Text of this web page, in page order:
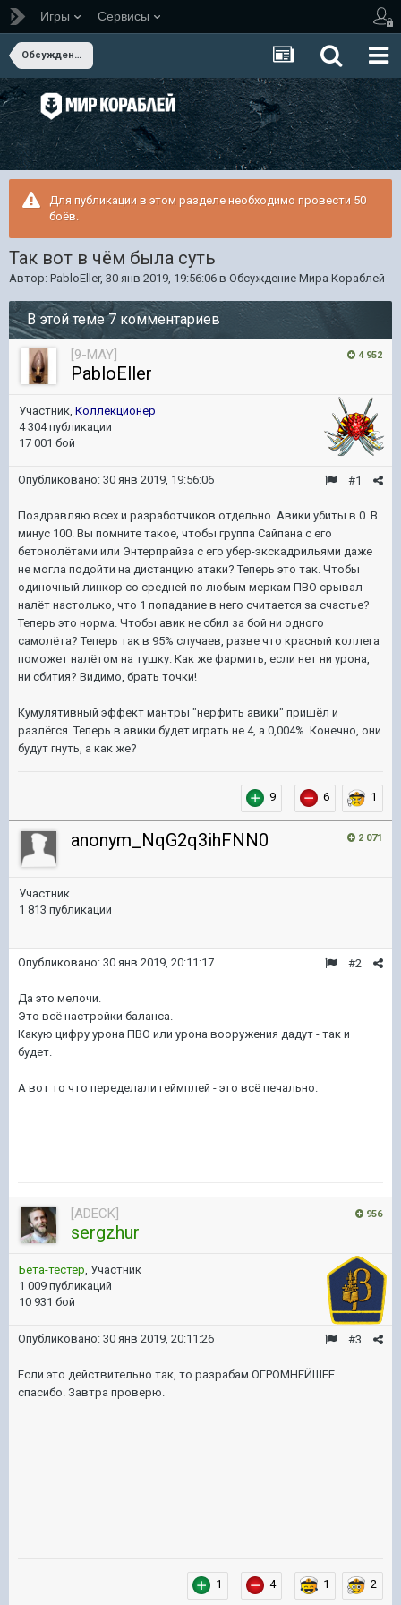
Игры Сервисы
Обсуждение Мира Кораблей
Для публикации в этом разделе необходимо провести 50
боёв.
Так вот в чём была суть
Автор: PabloEller, 30 янв 2019, 19:56:06 в Обсуждение Мира Кораблей
В этой теме 7 комментариев
4 952
[9-MAY]
PabloEller
Участник, Коллекционер
4 304 публикации
17 001 бой
#1
Опубликовано: 30 янв 2019, 19:56:06
Поздравляю всех и разработчиков отдельно. Авики убиты в 0. В
минус 100. Вы помните такое, чтобы группа Сайпана с его
бетонолётами или Энтерпрайза с его убер-экскадрильями даже
не могла подойти на дистанцию атаки? Теперь это так. Чтобы
одиночный линкор со средней по любым меркам ПВО срывал
налёт настолько, что 1 попадание в него считается за счастье?
Теперь это норма. Чтобы авик не сбил за бой ни одного
самолёта? Теперь так в 95% случаев, разве что красный коллега
поможет налётом на тушку. Как же фармить, если нет ни урона,
ни сбития? Видимо, брать точки!
Кумулятивный эффект мантры "нерфить авики" пришёл и
разлёгся. Теперь в авики будет играть не 4, а 0,004%. Конечно, они
будут гнуть, а как же?
9 6 1
2 071
anonym_NqG2q3ihFNN0
Участник
1 813 публикации
#2
Опубликовано: 30 янв 2019, 20:11:17
Да это мелочи.
Это всё настройки баланса.
Какую цифру урона ПВО или урона вооружения дадут - так и
будет.
А вот то что переделали геймплей - это всё печально.
956
[ADECK]
sergzhur
Бета-тестер, Участник
1 009 публикаций
10 931 бой
#3
Опубликовано: 30 янв 2019, 20:11:26
Если это действительно так, то разрабам ОГРОМНЕЙШЕЕ
спасибо. Завтра проверю.
1 4 1 2